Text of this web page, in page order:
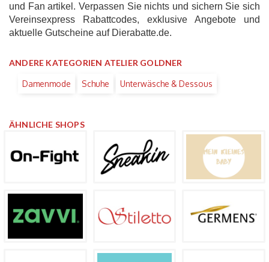
und Fan artikel. Verpassen Sie nichts und sichern Sie sich
Vereinsexpress Rabattcodes, exklusive Angebote und
aktuelle Gutscheine auf Dierabatte.de.
ANDERE KATEGORIEN ATELIER GOLDNER
Damenmode Schuhe Unterwäsche & Dessous
ÄHNLICHE SHOPS